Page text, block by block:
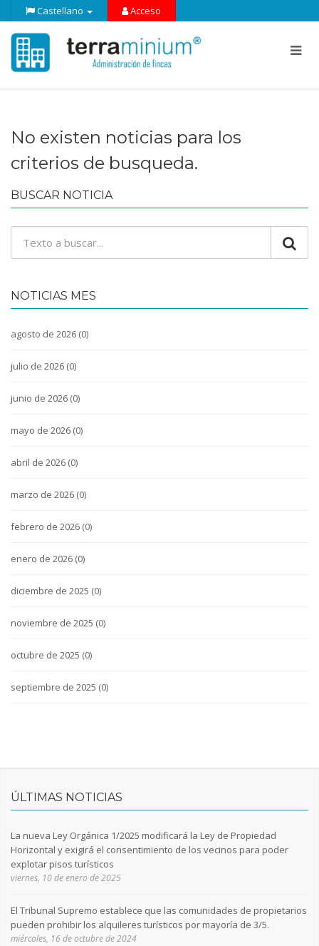
Castellano Acceso
No existen noticias para los
criterios de busqueda.
BUSCAR NOTICIA
NOTICIAS MES
agosto de 2026 (0)
julio de 2026 (0)
junio de 2026 (0)
mayo de 2026 (0)
abril de 2026 (0)
marzo de 2026 (0)
febrero de 2026 (0)
enero de 2026 (0)
diciembre de 2025 (0)
noviembre de 2025 (0)
octubre de 2025 (0)
septiembre de 2025 (0)
ÚLTIMAS NOTICIAS
La nueva Ley Orgánica 1/2025 modificará la Ley de Propiedad
Horizontal y exigirá el consentimiento de los vecinos para poder
explotar pisos turísticos
viernes, 10 de enero de 2025
El Tribunal Supremo establece que las comunidades de propietarios
pueden prohibir los alquileres turísticos por mayoría de 3/5.
miércoles, 16 de octubre de 2024